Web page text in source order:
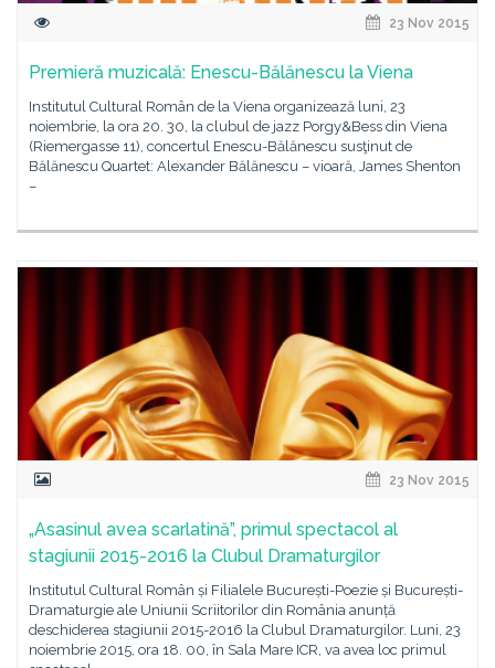
23 Nov 2015
Premieră muzicală: Enescu-Bălănescu la Viena
Institutul Cultural Român de la Viena organizează luni, 23
noiembrie, la ora 20. 30, la clubul de jazz Porgy&Bess din Viena
(Riemergasse 11), concertul Enescu-Bălănescu susţinut de
Bălănescu Quartet: Alexander Bălănescu – vioară, James Shenton
–
23 Nov 2015
„Asasinul avea scarlatină”, primul spectacol al
stagiunii 2015-2016 la Clubul Dramaturgilor
Institutul Cultural Român și Filialele București-Poezie și București-
Dramaturgie ale Uniunii Scriitorilor din România anunță
deschiderea stagiunii 2015-2016 la Clubul Dramaturgilor. Luni, 23
noiembrie 2015, ora 18. 00, în Sala Mare ICR, va avea loc primul